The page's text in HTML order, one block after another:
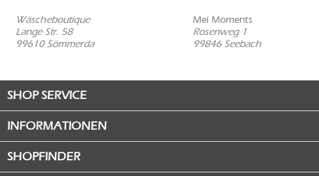
Wäscheboutique
Lange Str. 58
99610 Sömmerda
Mei Moments
Rosenweg 1
99846 Seebach
SHOP SERVICE
INFORMATIONEN
SHOPFINDER